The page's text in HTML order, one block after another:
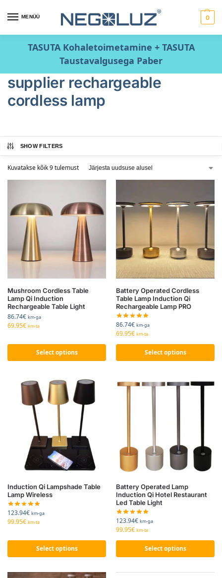
MENÜÜ 0
TASUTA Kohaletoimetamine + TASUTA
Taustavalgusega Paber
supplier rechargeable
cordless lamp
SHOW FILTERS
Kuvatakse kõik 9 tulemust
Mushroom Cordless Table
Lamp Qi Induction
Rechargeable Table Light
86.74€ km-ga
69.95€ km-ta
Select options
Battery Operated Cordless
Table Lamp Induction Qi
Rechargeable Lamp PRO
86.74€ km-ga
69.95€ km-ta
Select options
Induction Qi Lampshade Table
Lamp Wireless
123.94€ km-ga
99.95€ km-ta
Select options
Battery Operated Lamp
Induction Qi Hotel Restaurant
Led Table Light
123.94€ km-ga
99.95€ km-ta
Select options